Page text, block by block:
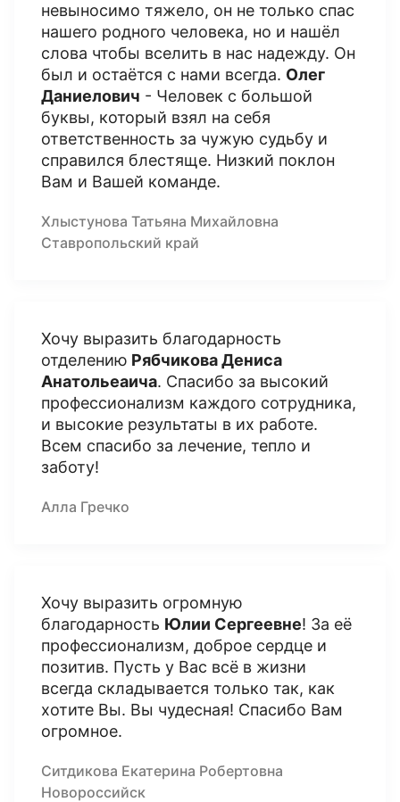
невыносимо тяжело, он не только спас
нашего родного человека, но и нашёл
слова чтобы вселить в нас надежду. Он
был и остаётся с нами всегда. Олег
Даниелович - Человек с большой
буквы, который взял на себя
ответственность за чужую судьбу и
справился блестяще. Низкий поклон
Вам и Вашей команде.
Хлыстунова Татьяна Михайловна
Ставропольский край
Хочу выразить благодарность
отделению Рябчикова Дениса
Анатольеаича. Спасибо за высокий
профессионализм каждого сотрудника,
и высокие результаты в их работе.
Всем спасибо за лечение, тепло и
заботу!
Алла Гречко
Хочу выразить огромную
благодарность Юлии Сергеевне! За её
профессионализм, доброе сердце и
позитив. Пусть у Вас всё в жизни
всегда складывается только так, как
хотите Вы. Вы чудесная! Спасибо Вам
огромное.
Ситдикова Екатерина Робертовна
Новороссийск